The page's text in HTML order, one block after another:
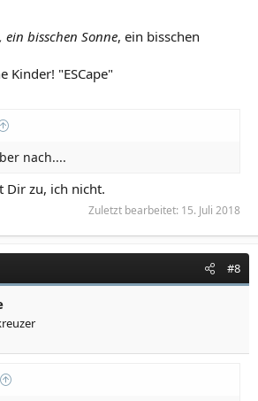
ein bisschen Sonne, ein bisschen
Kinder! "ESCape"
nach....
Dir zu, ich nicht.
Zuletzt bearbeitet: 15. Juli 2018
#8